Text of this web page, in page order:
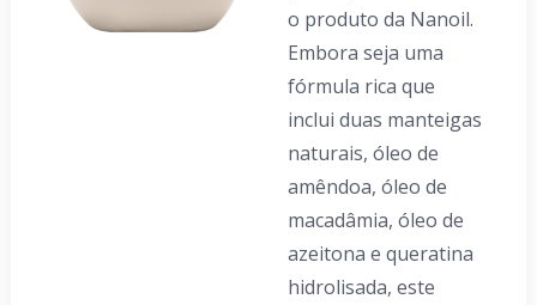
o produto da Nanoil.
Embora seja uma
fórmula rica que
inclui duas manteigas
naturais, óleo de
amêndoa, óleo de
macadâmia, óleo de
azeitona e queratina
hidrolisada, este